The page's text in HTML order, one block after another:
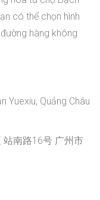
có thể chọn hình
hàng không
Yuexiu, Quảng Châu
南路16号 广州市